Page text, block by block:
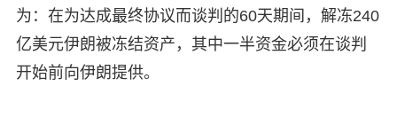
为：在为达成最终协议而谈判的60天期间，解冻240
亿美元伊朗被冻结资产，其中一半资金必须在谈判
开始前向伊朗提供。